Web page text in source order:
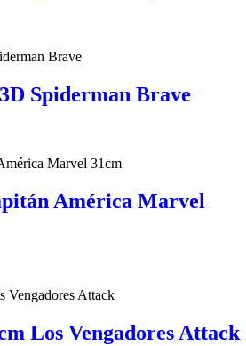
Spiderman Brave
América Marvel
Los Vengadores Attack